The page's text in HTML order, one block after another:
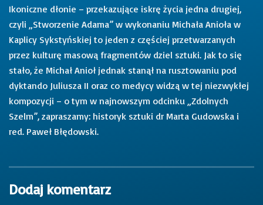
Ikoniczne dłonie – przekazujące iskrę życia jedna drugiej,
czyli „Stworzenie Adama” w wykonaniu Michała Anioła w
Kaplicy Sykstyńskiej to jeden z częściej przetwarzanych
przez kulturę masową fragmentów dziel sztuki. Jak to się
stało, że Michał Anioł jednak stanął na rusztowaniu pod
dyktando Juliusza II oraz co medycy widzą w tej niezwykłej
kompozycji – o tym w najnowszym odcinku „Zdolnych
Szelm”, zapraszamy: historyk sztuki dr Marta Gudowska i
red. Paweł Błędowski.
Dodaj komentarz